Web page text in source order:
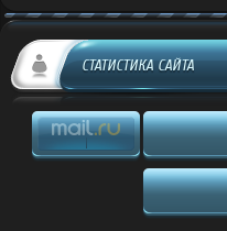
СТАТИСТИКА САЙТА